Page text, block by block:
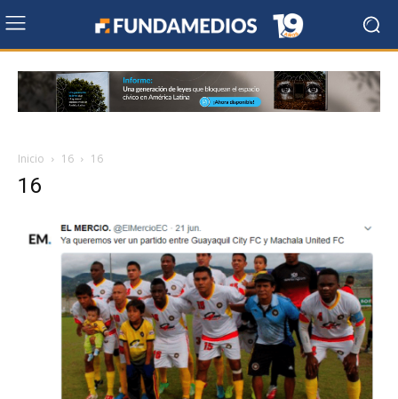
Inicio 16 16
16